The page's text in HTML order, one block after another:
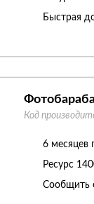
Быстрая
Код
6 месяцев
Ресурс
Сообщить